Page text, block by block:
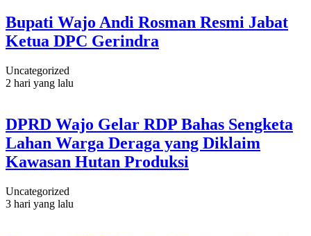
Bupati Wajo Andi Rosman Resmi Jabat
Ketua DPC Gerindra
Uncategorized
2 hari yang lalu
DPRD Wajo Gelar RDP Bahas Sengketa
Lahan Warga Deraga yang Diklaim
Kawasan Hutan Produksi
Uncategorized
3 hari yang lalu